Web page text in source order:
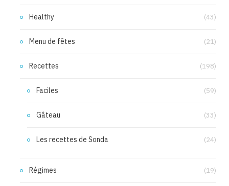
Healthy (43)
Menu de fêtes (21)
Recettes (198)
Faciles (59)
Gâteau (33)
Les recettes de Sonda (24)
Régimes (19)